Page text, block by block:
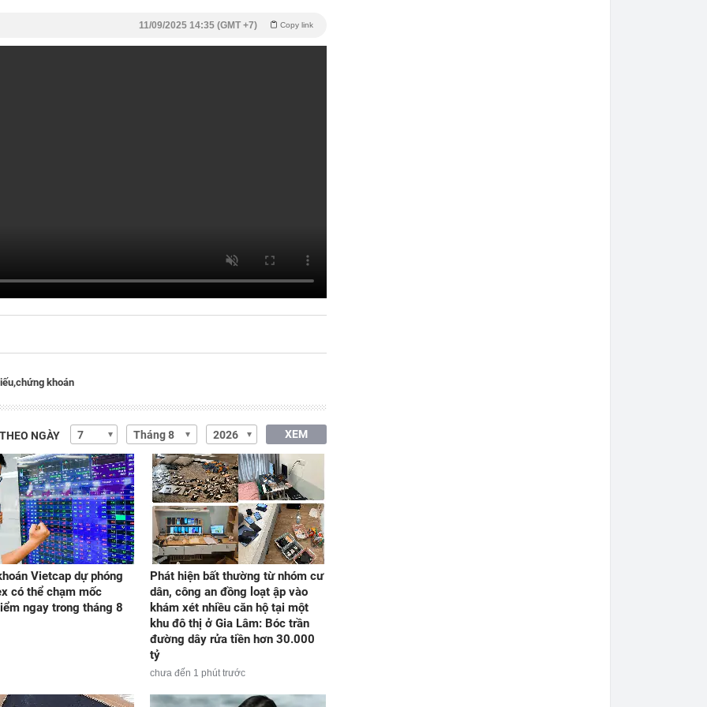
Copy link
11/09/2025 14:35 (GMT +7)
chứng khoán
NGÀY XEM
Vietcap dự phóng
có thể chạm mốc
ngay trong tháng 8
Phát hiện bất thường từ nhóm cư
dân, công an đồng loạt ập vào
khám xét nhiều căn hộ tại một
khu đô thị ở Gia Lâm: Bóc trần
đường dây rửa tiền hơn 30.000
tỷ
chưa đến 1 phút trước